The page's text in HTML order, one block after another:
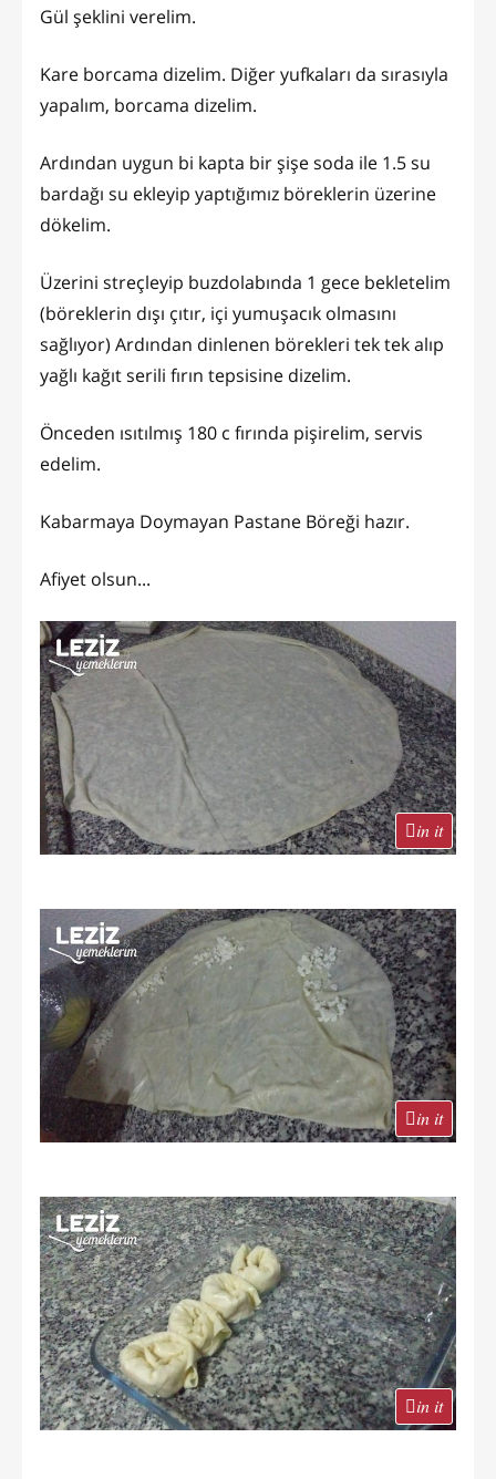
Gül şeklini verelim.
Kare borcama dizelim. Diğer yufkaları da sırasıyla
yapalım, borcama dizelim.
Ardından uygun bi kapta bir şişe soda ile 1.5 su
bardağı su ekleyip yaptığımız böreklerin üzerine
dökelim.
Üzerini streçleyip buzdolabında 1 gece bekletelim
(böreklerin dışı çıtır, içi yumuşacık olmasını
sağlıyor) Ardından dinlenen börekleri tek tek alıp
yağlı kağıt serili fırın tepsisine dizelim.
Önceden ısıtılmış 180 c fırında pişirelim, servis
edelim.
Kabarmaya Doymayan Pastane Böreği hazır.
Afiyet olsun...
in it
in it
in it